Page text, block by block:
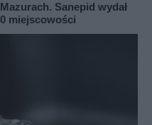
Sanepid wydał
miejscowości